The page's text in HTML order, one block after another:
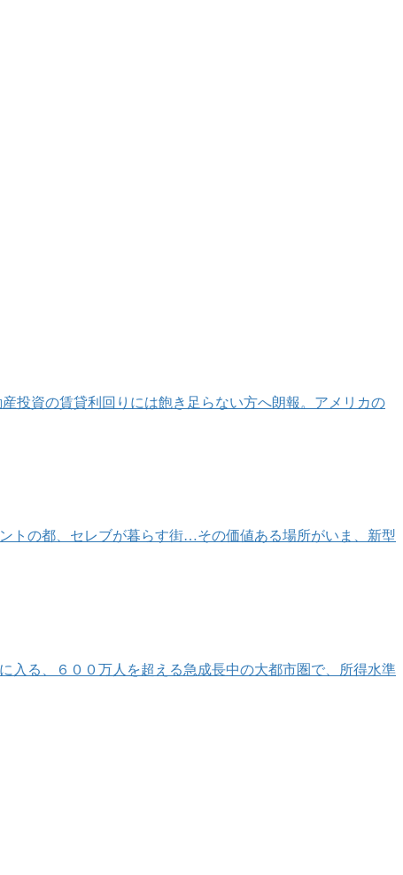
投資の賃貸利回りには飽き足らない方へ朗報。アメリカの
トの都、セレブが暮らす街…その価値ある場所がいま、新型
入る、６００万人を超える急成長中の大都市圏で、所得水準